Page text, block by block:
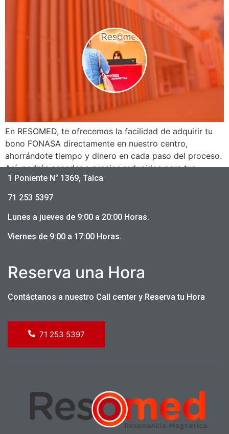
En RESOMED, te ofrecemos la facilidad de adquirir tu
bono FONASA directamente en nuestro centro,
ahorrándote tiempo y dinero en cada paso del proceso.
Así, podrás acceder a precios reducidos para tus
exámenes de resonancia, sin complicaciones y de forma
ágil. Nuestro equipo está aquí para guiarte en cada
segura […]
1 Poniente N° 1369, Talca
71 253 5397
Lunes a jueves de 9:00 a 20:00 Horas.
Viernes de 9:00 a 17:00 Horas.
Reserva una Hora
Contáctanos a nuestro Call center y Reserva tu Hora
71 253 5397